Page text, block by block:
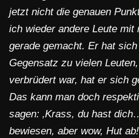
jetzt nicht die genauen
ich wieder andere Leute
gerade gemacht. Er hat
Gegensatz zu vielen
verbrüdert war, hat er sich
Das kann man doch
sagen: ‚Krass, du hast
bewiesen, aber wow, Hut ab!